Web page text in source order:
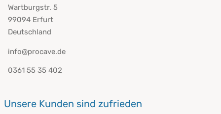
Wartburgstr. 5
99094 Erfurt
Deutschland
info@procave.de
0361 55 35 402
Unsere Kunden sind zufrieden